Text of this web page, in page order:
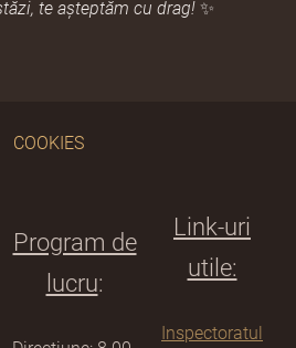
te așteptăm cu drag! ✨
COOKIES
Program de
lucru:
Link-uri
utile:
Inspectoratul